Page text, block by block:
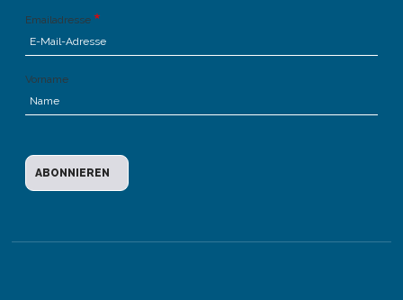
Emailadresse
Vorname